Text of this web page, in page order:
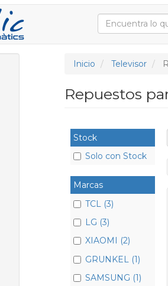
Inicio Televisor
Repuestos
Stock
Solo con Stock
Marcas
TCL (3)
LG (3)
XIAOMI (2)
GRUNKEL (1)
SAMSUNG (1)